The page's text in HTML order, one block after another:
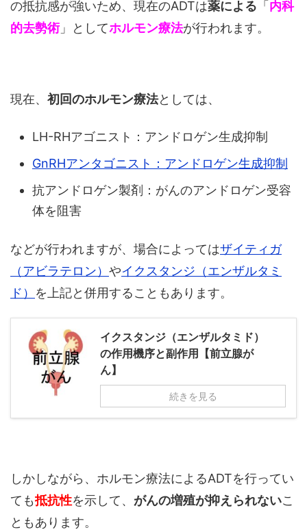
の抵抗感が強いため、現在のADTは薬による 「 内科
的去勢術」としてホルモン療法が行われます。
現在、 初回のホルモン療法としては、
LH-RHアゴニスト：アンドロゲン生成抑制
GnRHアンタゴニスト：アンドロゲン生成抑制
抗アンドロゲン製剤：がんのアンドロゲン受容
体を阻害
などが行われますが、場合によってはザイティガ
（アビラテロン） やイクスタンジ（エンザルタミ
ド） を上記と併用することもあります。
イクスタンジ（エンザルタミド）
の作用機序と副作用【前立腺が
ん】
続きを見る
しかしながら、ホルモン療法によるADTを行ってい
ても抵抗性を示して、 がんの増殖が抑えられないこ
ともあります。